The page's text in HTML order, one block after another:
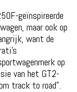
geïnspireerde
maar ook op
want de
op
van het GT2-
track to road”.